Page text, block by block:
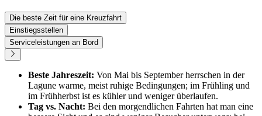
Die beste Zeit für eine Kreuzfahrt
Einstiegsstellen
Serviceleistungen an Bord
Beste Jahreszeit: Von Mai bis September herrschen in der
Lagune warme, meist ruhige Bedingungen; im Frühling und
im Frühherbst ist es kühler und weniger überlaufen.
Tag vs. Nacht: Bei den morgendlichen Fahrten hat man eine